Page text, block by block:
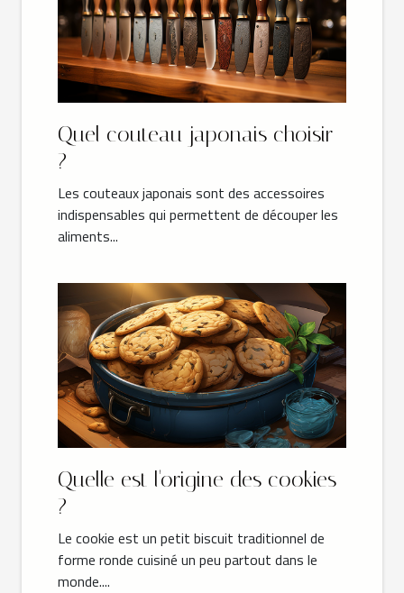
Quel couteau japonais choisir
?
Les couteaux japonais sont des accessoires
indispensables qui permettent de découper les
aliments...
Quelle est l'origine des cookies
?
Le cookie est un petit biscuit traditionnel de
forme ronde cuisiné un peu partout dans le
monde....